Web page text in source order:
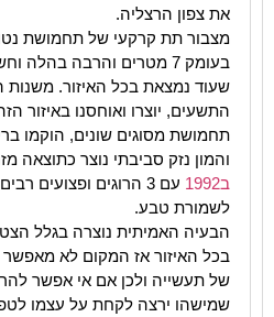
את צפון הרצליה.
מצבור תת קרקעי של תחמושת
בעומק 7 מטרים והרבה
שעוד נמצאת בכל האיזור.
התשעים, יוצרו ואוחסנו באיזור
תחמושת מסוגים שונים, הוקמו
והמון נזק סביבתי נוצר כתוצאה
ב1992
לשמורת טבע.
הבעיה האמיתית נוצרה בגלל
בכל האיזור אז המקום לא מאפשר
של תעשייה ולכן אם אי אפשר
שמישהו ירצה לקחת על עצמו